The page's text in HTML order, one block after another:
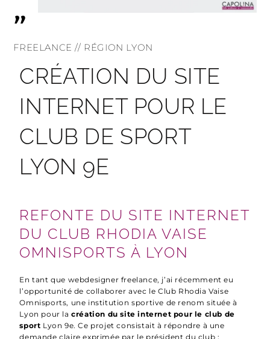
"
FREELANCE // RÉGION LYON
CRÉATION DU SITE
INTERNET POUR LE
CLUB DE SPORT
LYON 9E
REFONTE DU SITE INTERNET
DU CLUB RHODIA VAISE
OMNISPORTS À LYON
En tant que webdesigner freelance, j’ai récemment eu
l’opportunité de collaborer avec le Club Rhodia Vaise
Omnisports, une institution sportive de renom située à
Lyon pour lacréation du site internet pour le club de
sport Lyon 9e. Ce projet consistait à répondre à une
demande claire exprimée par le président du club :